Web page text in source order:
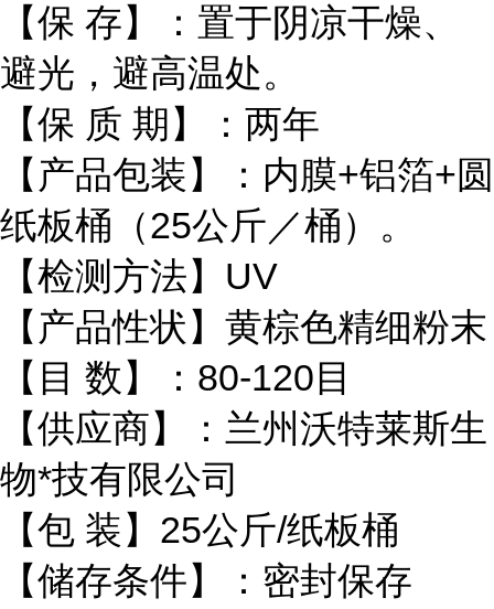
【保 存】：置于阴凉干燥、
避光，避高温处。
【保 质 期】：两年
【产品包装】：内膜+铝箔+圆
纸板桶（25公斤／桶）。
【检测方法】UV
【产品性状】黄棕色精细粉末
【目 数】：80-120目
【供应商】：兰州沃特莱斯生
物*技有限公司
【包 装】25公斤/纸板桶
【储存条件】：密封保存